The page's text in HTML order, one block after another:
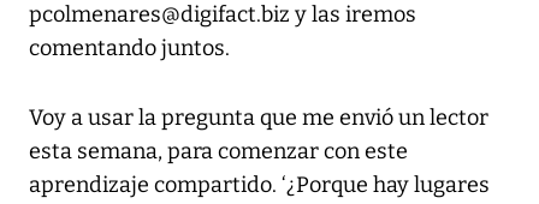
pcolmenares@digifact.biz y las iremos
comentando juntos.
Voy a usar la pregunta que me envió un lector
esta semana, para comenzar con este
aprendizaje compartido. ‘¿Porque hay lugares